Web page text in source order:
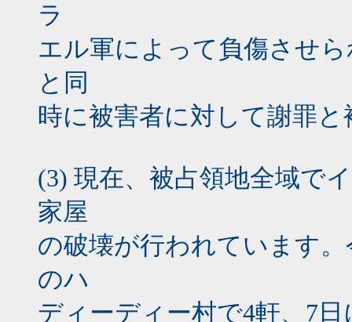
ラ
エル軍によって負傷させ
と同
時に被害者に対して謝罪
(3) 現在、被占領地全域で
家屋
の破壊が行われています
のハ
ディーディー村で4軒、7